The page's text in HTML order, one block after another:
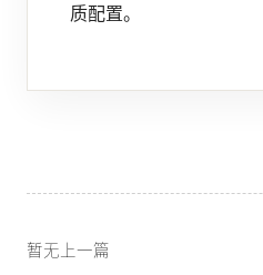
质配置。
暂无上一篇